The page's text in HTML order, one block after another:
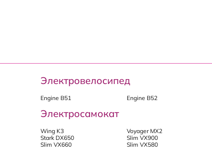
Электровелосипед
Engine B51 Engine B52
Электросамокат
Wing K3 Voyager MX2
Stark DX650
Slim VX900
Slim VX660
Slim VX580